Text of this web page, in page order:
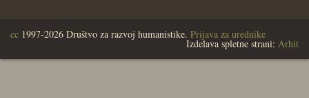
cc 1997-2026 Društvo za razvoj humanistike. Prijava za urednike
Izdelava spletne strani: Arhit